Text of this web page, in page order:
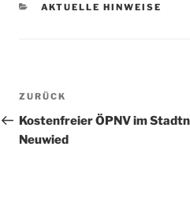
KATEGORIEN
AKTUELLE HINWEISE
Beitragsnavigation
Vorheriger
Beitrag
ZURÜCK
Kostenfreier ÖPNV im
Neuwied